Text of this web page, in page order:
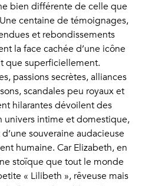
bien différente de celle que
centaine de témoignages,
et rebondissements
la face cachée d’une icône
que superficiellement.
passions secrètes, alliances
scandales peu royaux et
hilarantes dévoilent des
univers intime et domestique,
souveraine audacieuse
humaine. Car Elizabeth, en
stoïque que tout le monde
« Lilibeth », rêveuse mais